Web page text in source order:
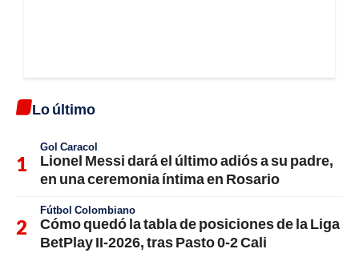
Lo último
Gol Caracol
Lionel Messi dará el último adiós a su padre,
en una ceremonia íntima en Rosario
Fútbol Colombiano
Cómo quedó la tabla de posiciones de la Liga
BetPlay II-2026, tras Pasto 0-2 Cali